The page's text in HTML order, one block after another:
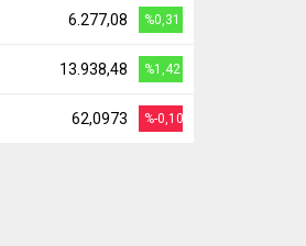
6.277,08 %0,31
13.938,48 %1,42
62,0973 %-0,10